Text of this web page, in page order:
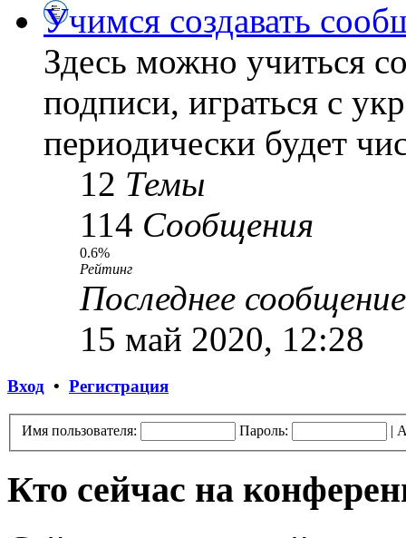
Учимся создавать
Здесь можно учиться
подписи, играться с
периодически будет
12 Темы
114 Сообщения
0.6%
Рейтинг
Последнее сообщение
15 май 2020, 12:28
Вход • Регистрация
Имя пользователя: Пароль: |
Кто сейчас на